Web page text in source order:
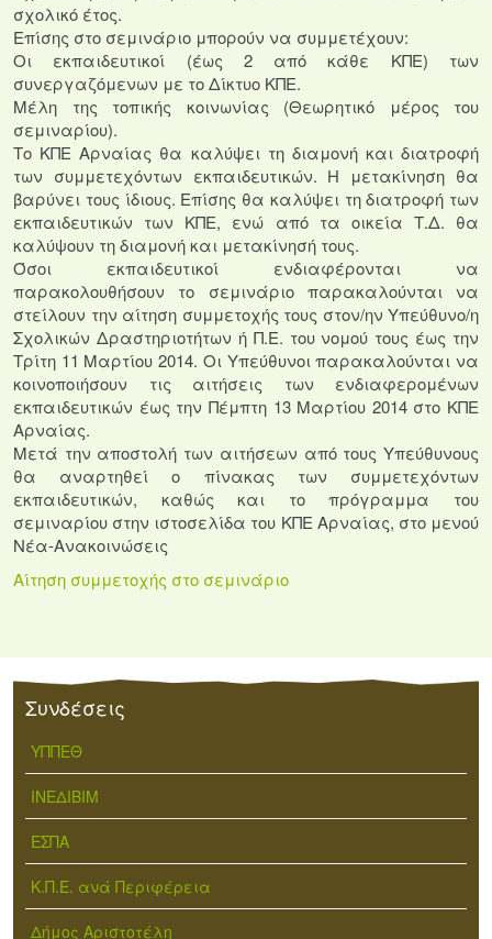
σχολικό έτος.
Επίσης στο σεμινάριο μπορούν να συμμετέχουν:
Οι εκπαιδευτικοί (έως 2 από κάθε ΚΠΕ) των
συνεργαζόμενων με το Δίκτυο ΚΠΕ.
Μέλη της τοπικής κοινωνίας (Θεωρητικό μέρος του
σεμιναρίου).
Το ΚΠΕ Αρναίας θα καλύψει τη διαμονή και διατροφή
των συμμετεχόντων εκπαιδευτικών. Η μετακίνηση θα
βαρύνει τους ίδιους. Επίσης θα καλύψει τη διατροφή των
εκπαιδευτικών των ΚΠΕ, ενώ από τα οικεία Τ.Δ. θα
καλύψουν τη διαμονή και μετακίνησή τους.
Όσοι εκπαιδευτικοί ενδιαφέρονται να
παρακολουθήσουν το σεμινάριο παρακαλούνται να
στείλουν την αίτηση συμμετοχής τους στον/ην Υπεύθυνο/η
Σχολικών Δραστηριοτήτων ή Π.Ε. του νομού τους έως την
Τρίτη 11 Μαρτίου 2014. Οι Υπεύθυνοι παρακαλούνται να
κοινοποιήσουν τις αιτήσεις των ενδιαφερομένων
εκπαιδευτικών έως την Πέμπτη 13 Μαρτίου 2014 στο ΚΠΕ
Αρναίας.
Μετά την αποστολή των αιτήσεων από τους Υπεύθυνους
θα αναρτηθεί ο πίνακας των συμμετεχόντων
εκπαιδευτικών, καθώς και το πρόγραμμα του
σεμιναρίου στην ιστοσελίδα του ΚΠΕ Αρναίας, στο μενού
Νέα-Ανακοινώσεις
Αίτηση συμμετοχής στο σεμινάριο
Συνδέσεις
ΥΠΠΕΘ
ΙΝΕΔΙΒΙΜ
ΕΣΠΑ
Κ.Π.Ε. ανά Περιφέρεια
Δήμος Αριστοτέλη